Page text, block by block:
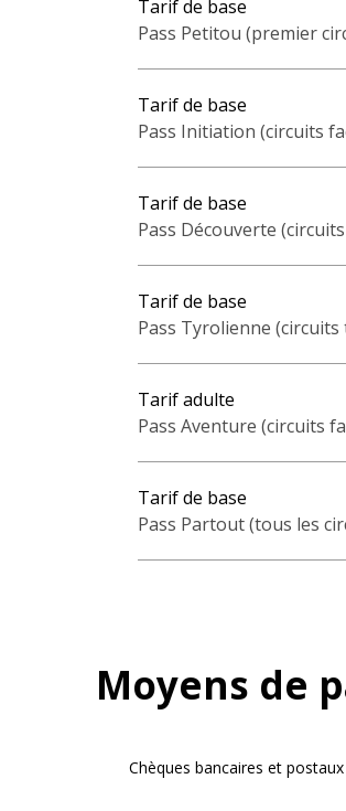
Tarif de base
Pass Petitou (premier
Tarif de base
Pass Initiation (circuits
Tarif de base
Pass Découverte
Tarif de base
Pass Tyrolienne
Tarif adulte
Pass Aventure (circuits
Tarif de base
Pass Partout (tous les
Moyens de
Chèques bancaires et postaux